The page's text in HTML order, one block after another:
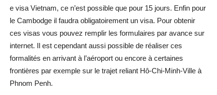
e visa Vietnam, ce n’est possible que pour 15 jours. Enfin pour
le Cambodge il faudra obligatoirement un visa. Pour obtenir
ces visas vous pouvez remplir les formulaires par avance sur
internet. Il est cependant aussi possible de réaliser ces
formalités en arrivant à l’aéroport ou encore à certaines
frontières par exemple sur le trajet reliant Hô-Chi-Minh-Ville à
Phnom Penh.